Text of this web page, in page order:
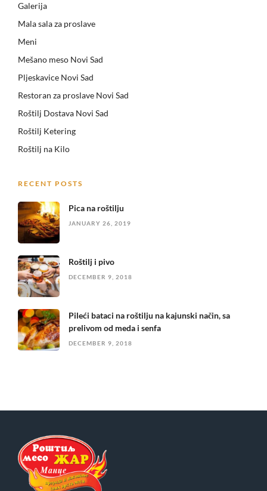
Galerija
Mala sala za proslave
Meni
Mešano meso Novi Sad
Pljeskavice Novi Sad
Restoran za proslave Novi Sad
Roštilj Dostava Novi Sad
Roštilj Ketering
Roštilj na Kilo
RECENT POSTS
Pica na roštilju
JANUARY 26, 2019
Roštilj i pivo
DECEMBER 9, 2018
Pileći bataci na roštilju na kajunski način, sa
prelivom od meda i senfa
DECEMBER 9, 2018